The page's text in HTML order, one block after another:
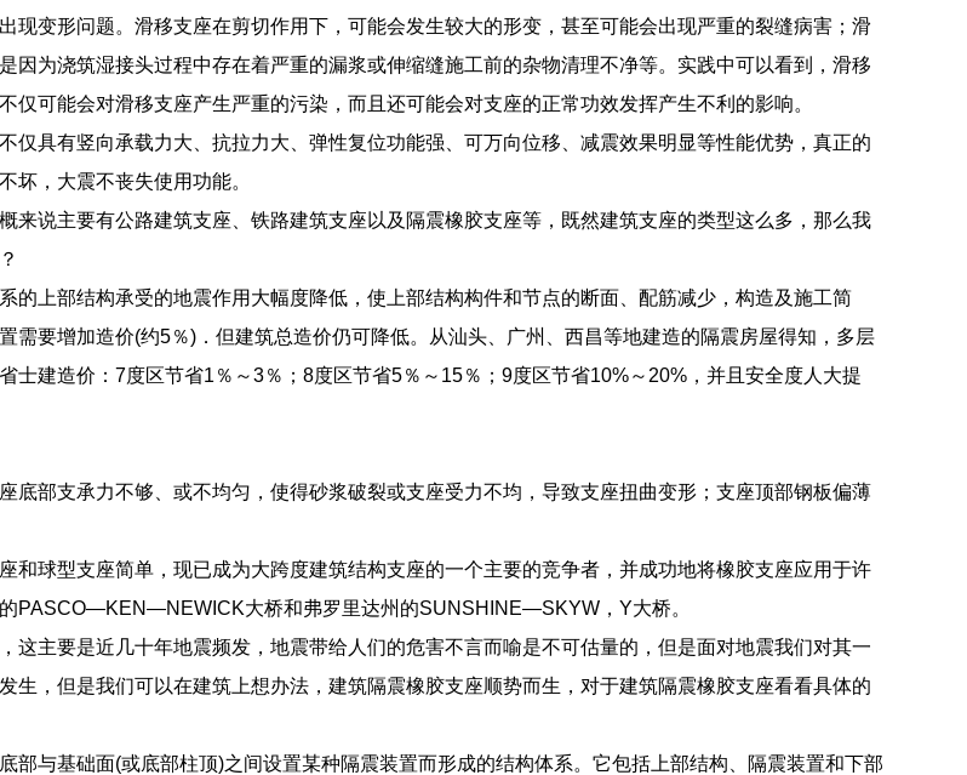
现变形问题。滑移支座在剪切作用下，可能会发生较大的形变，甚至可能会出现严重的裂缝病害；滑
因为浇筑湿接头过程中存在着严重的漏浆或伸缩缝施工前的杂物清理不净等。实践中可以看到，滑移
仅可能会对滑移支座产生严重的污染，而且还可能会对支座的正常功效发挥产生不利的影响。
仅具有竖向承载力大、抗拉力大、弹性复位功能强、可万向位移、减震效果明显等性能优势，真正的
坏，大震不丧失使用功能。
来说主要有公路建筑支座、铁路建筑支座以及隔震橡胶支座等，既然建筑支座的类型这么多，那么我
的上部结构承受的地震作用大幅度降低，使上部结构构件和节点的断面、配筋减少，构造及施工简
需要增加造价(约5％)．但建筑总造价仍可降低。从汕头、广州、西昌等地建造的隔震房屋得知，多层
士建造价：7度区节省1％～3％；8度区节省5％～15％；9度区节省10%～20%，并且安全度人大提
底部支承力不够、或不均匀，使得砂浆破裂或支座受力不均，导致支座扭曲变形；支座顶部钢板偏薄
和球型支座简单，现已成为大跨度建筑结构支座的一个主要的竞争者，并成功地将橡胶支座应用于许
PASCO—KEN—NEWICK大桥和弗罗里达州的SUNSHINE—SKYW，Y大桥。
这主要是近几十年地震频发，地震带给人们的危害不言而喻是不可估量的，但是面对地震我们对其一
生，但是我们可以在建筑上想办法，建筑隔震橡胶支座顺势而生，对于建筑隔震橡胶支座看看具体的
部与基础面(或底部柱顶)之间设置某种隔震装置而形成的结构体系。它包括上部结构、隔震装置和下部